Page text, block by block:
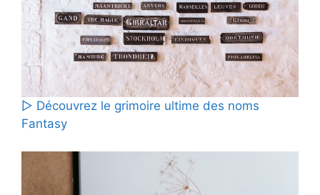
▷ Découvrez le grimoire ultime des noms
Fantasy